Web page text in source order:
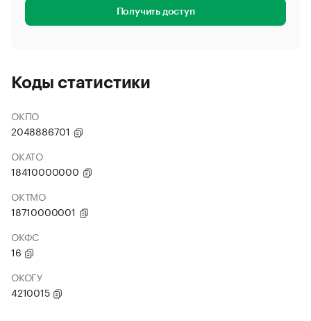
Получить доступ
Коды статистики
ОКПО
2048886701
ОКАТО
18410000000
ОКТМО
18710000001
ОКФС
16
ОКОГУ
4210015